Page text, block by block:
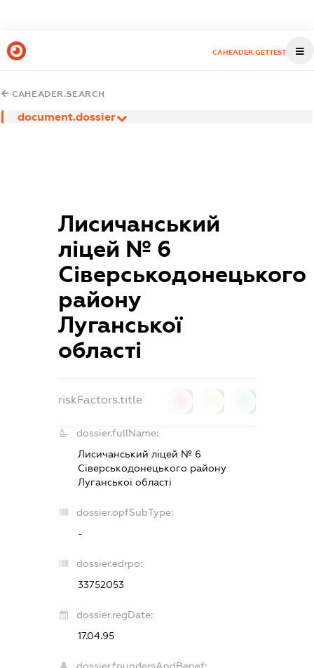
CAHEADER.GETTEST
CAHEADER.SEARCH
document.dossier
Лисичанський
ліцей № 6
Сіверськодонецького
району
Луганської
області
riskFactors.title
dossier.fullName:
Лисичанський ліцей № 6
Сіверськодонецького району
Луганської області
dossier.opfSubType:
-
dossier.edrpo:
33752053
dossier.regDate:
17.04.95